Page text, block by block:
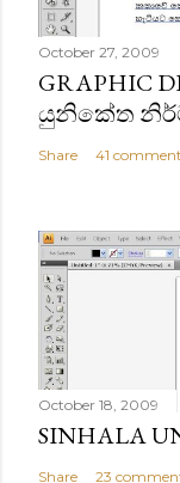
October 27, 2009
GRAPHIC
යුනිකේත
Share 41
October 18, 2009
SINHALA
Share 23